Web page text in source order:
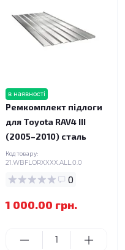
в наявності
Ремкомплект підлоги
для Toyota RAV4 III
(2005–2010) сталь
Код товару:
21.WBFLORXXXX.ALL.0.0
0
1 000.00 грн.